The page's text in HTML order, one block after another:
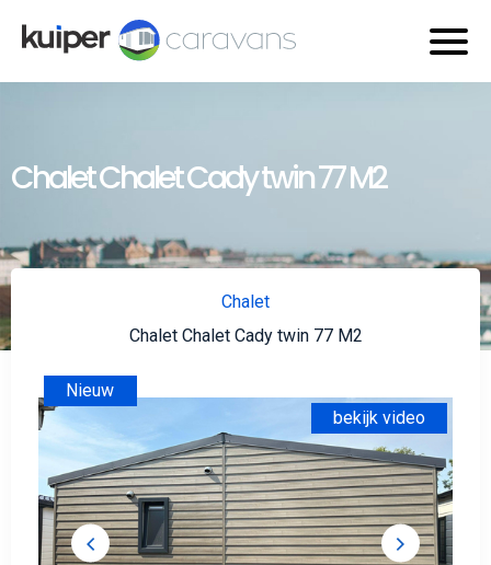
Chalet Chalet Cady twin 77 M2
Chalet
Chalet Chalet Cady twin 77 M2
Nieuw
bekijk video